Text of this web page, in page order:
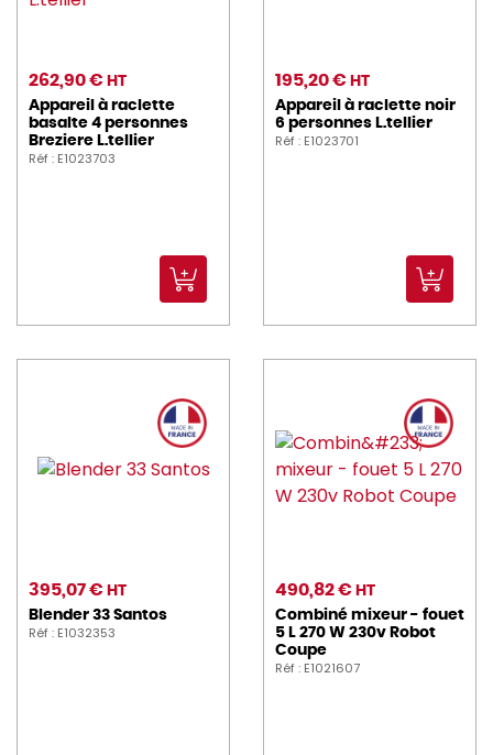
262,90 € HT
Appareil à raclette
basalte 4 personnes
Breziere L.tellier
Réf : E1023703
195,20 € HT
Appareil à raclette noir
6 personnes L.tellier
Réf : E1023701
395,07 € HT
Blender 33 Santos
Réf : E1032353
490,82 € HT
Combiné mixeur - fouet
5 L 270 W 230v Robot
Coupe
Réf : E1021607